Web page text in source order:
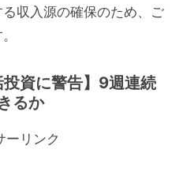
収入源の確保のため、ご
投資に警告】9週連続
るか
ーリンク